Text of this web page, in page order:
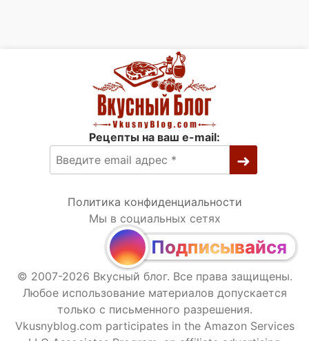
Рецепты на ваш e-mail:
Политика конфиденциальности
Мы в социальных сетях
Подписывайся
© 2007-2026 Вкусный блог. Все права защищены.
Любое использование материалов допускается
только с письменного разрешения.
Vkusnyblog.com participates in the Amazon Services